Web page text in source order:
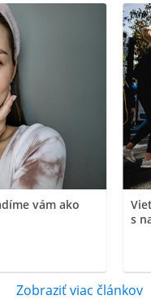
vám ako
s
Zobraziť viac článkov